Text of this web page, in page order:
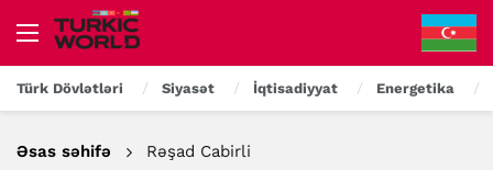
Türk Dövlətləri Siyasət İqtisadiyyat Energetika
Əsas səhifə Rəşad Cabirli